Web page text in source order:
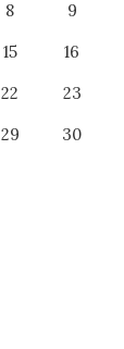
8
9
15
16
22
23
29
30